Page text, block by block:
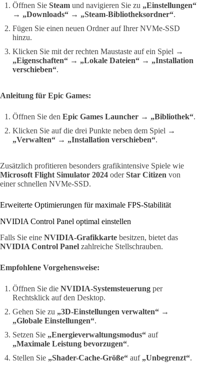
Öffnen Sie Steam und navigieren Sie zu „Einstellungen“
→ „Downloads“ → „Steam-Bibliotheksordner“.
Fügen Sie einen neuen Ordner auf Ihrer NVMe-SSD
hinzu.
Klicken Sie mit der rechten Maustaste auf ein Spiel →
„Eigenschaften“ → „Lokale Dateien“ → „Installation
verschieben“.
Anleitung für Epic Games:
Öffnen Sie den Epic Games Launcher → „Bibliothek“.
Klicken Sie auf die drei Punkte neben dem Spiel →
„Verwalten“ → „Installation verschieben“.
Zusätzlich profitieren besonders grafikintensive Spiele wie
Microsoft Flight Simulator 2024 oderStar Citizen von
einer schnellen NVMe-SSD.
Erweiterte Optimierungen für maximale FPS-Stabilität
NVIDIA Control Panel optimal einstellen
Falls Sie eine NVIDIA-Grafikkarte besitzen, bietet das
NVIDIA Control Panel zahlreiche Stellschrauben.
Empfohlene Vorgehensweise:
Öffnen Sie die NVIDIA-Systemsteuerung per
Rechtsklick auf den Desktop.
Gehen Sie zu „3D-Einstellungen verwalten“ →
„Globale Einstellungen“.
Setzen Sie „Energieverwaltungsmodus“ auf
„Maximale Leistung bevorzugen“.
Stellen Sie „Shader-Cache-Größe“ auf „Unbegrenzt“.